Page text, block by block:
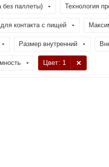
без паллеты) Технология
контакта с пищей
Размер внутренний
Цвет: 1